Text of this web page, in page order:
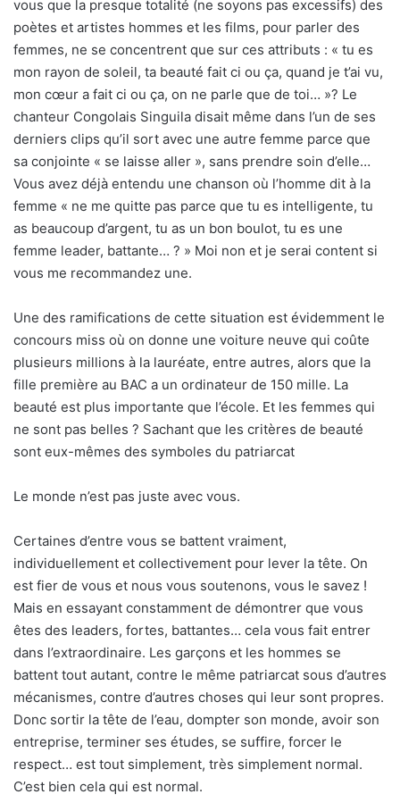
vous que la presque totalité (ne soyons pas excessifs) des
poètes et artistes hommes et les films, pour parler des
femmes, ne se concentrent que sur ces attributs : « tu es
mon rayon de soleil, ta beauté fait ci ou ça, quand je t’ai vu,
mon cœur a fait ci ou ça, on ne parle que de toi… »? Le
chanteur Congolais Singuila disait même dans l’un de ses
derniers clips qu’il sort avec une autre femme parce que
sa conjointe « se laisse aller », sans prendre soin d’elle…
Vous avez déjà entendu une chanson où l’homme dit à la
femme « ne me quitte pas parce que tu es intelligente, tu
as beaucoup d’argent, tu as un bon boulot, tu es une
femme leader, battante… ? » Moi non et je serai content si
vous me recommandez une.
Une des ramifications de cette situation est évidemment le
concours miss où on donne une voiture neuve qui coûte
plusieurs millions à la lauréate, entre autres, alors que la
fille première au BAC a un ordinateur de 150 mille. La
beauté est plus importante que l’école. Et les femmes qui
ne sont pas belles ? Sachant que les critères de beauté
sont eux-mêmes des symboles du patriarcat
Le monde n’est pas juste avec vous.
Certaines d’entre vous se battent vraiment,
individuellement et collectivement pour lever la tête. On
est fier de vous et nous vous soutenons, vous le savez !
Mais en essayant constamment de démontrer que vous
êtes des leaders, fortes, battantes… cela vous fait entrer
dans l’extraordinaire. Les garçons et les hommes se
battent tout autant, contre le même patriarcat sous d’autres
mécanismes, contre d’autres choses qui leur sont propres.
Donc sortir la tête de l’eau, dompter son monde, avoir son
entreprise, terminer ses études, se suffire, forcer le
respect… est tout simplement, très simplement normal.
C’est bien cela qui est normal.